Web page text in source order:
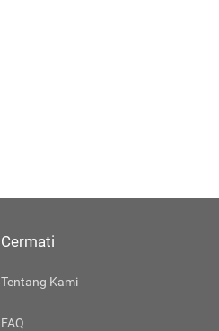
Cermati
Tentang Kami
FAQ